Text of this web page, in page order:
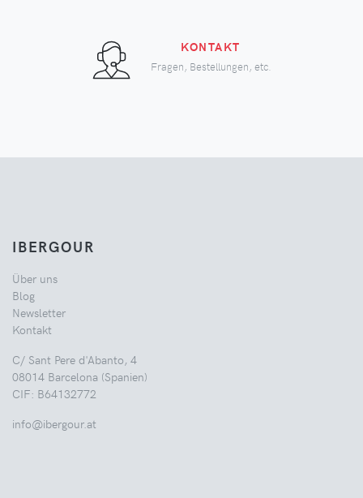
KONTAKT
Fragen, Bestellungen, etc.
IBERGOUR
Über uns
Blog
Newsletter
Kontakt
C/ Sant Pere d'Abanto, 4
08014 Barcelona (Spanien)
CIF: B64132772
info@ibergour.at